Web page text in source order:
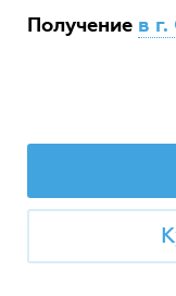
Получение в